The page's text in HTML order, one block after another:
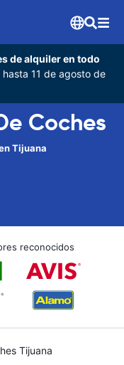
de alquiler en todo
11 de agosto de
Coches
Tijuana
reconocidos
Tijuana